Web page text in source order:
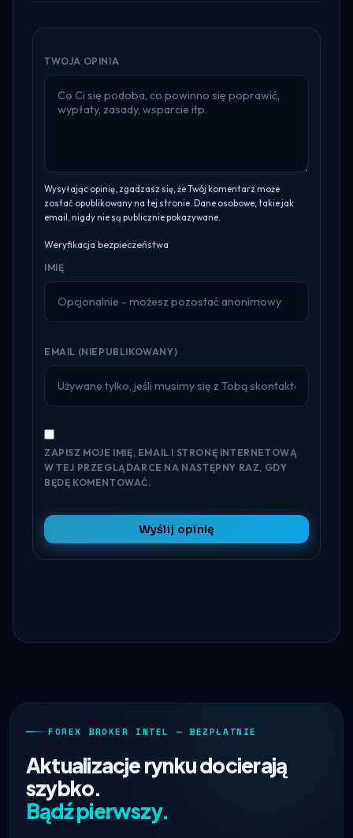
TWOJA OPINIA
Wysyłając opinię, zgadzasz się, że Twój komentarz może
zostać opublikowany na tej stronie. Dane osobowe, takie jak
email, nigdy nie są publicznie pokazywane.
Weryfikacja bezpieczeństwa
IMIĘ
EMAIL (NIEPUBLIKOWANY)
ZAPISZ MOJE IMIĘ, EMAIL I STRONĘ INTERNETOWĄ
W TEJ PRZEGLĄDARCE NA NASTĘPNY RAZ, GDY
BĘDĘ KOMENTOWAĆ.
Wyślij opinię
FOREX BROKER INTEL — BEZPŁATNIE
Aktualizacje rynku docierają
szybko.
Bądź pierwszy.